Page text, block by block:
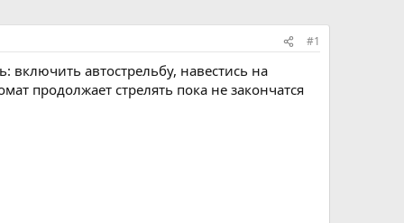
#1
включить автострельбу, навестись на
продолжает стрелять пока не закончатся